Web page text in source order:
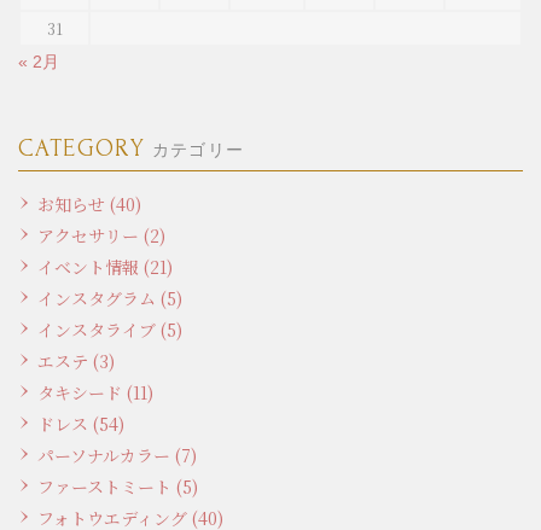
31
« 2月
CATEGORY カテゴリー
お知らせ (40)
アクセサリー (2)
イベント情報 (21)
インスタグラム (5)
インスタライブ (5)
エステ (3)
タキシード (11)
ドレス (54)
パーソナルカラー (7)
ファーストミート (5)
フォトウエディング (40)